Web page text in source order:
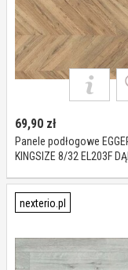
69,90 zł
Panele podłogowe
KINGSIZE 8/32 EL203F
nexterio.pl